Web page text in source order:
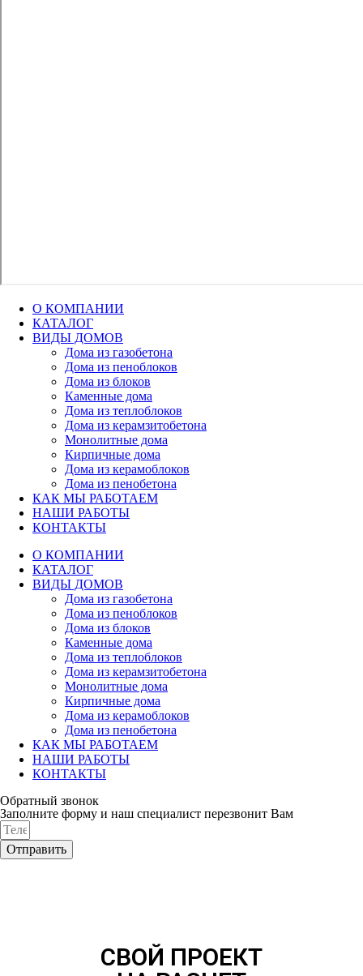
О КОМПАНИИ
КАТАЛОГ
ВИДЫ ДОМОВ
Дома из газобетона
Дома из пеноблоков
Дома из блоков
Каменные дома
Дома из теплоблоков
Дома из керамзитобетона
Монолитные дома
Кирпичные дома
Дома из керамоблоков
Дома из пенобетона
КАК МЫ РАБОТАЕМ
НАШИ РАБОТЫ
КОНТАКТЫ
О КОМПАНИИ
КАТАЛОГ
ВИДЫ ДОМОВ
Дома из газобетона
Дома из пеноблоков
Дома из блоков
Каменные дома
Дома из теплоблоков
Дома из керамзитобетона
Монолитные дома
Кирпичные дома
Дома из керамоблоков
Дома из пенобетона
КАК МЫ РАБОТАЕМ
НАШИ РАБОТЫ
КОНТАКТЫ
Обратный звонок
Заполните форму и наш специалист перезвонит Вам
Отправить
СВОЙ ПРОЕКТ